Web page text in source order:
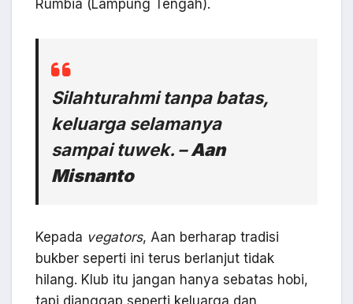
Rumbia (Lampung Tengah).
Silahturahmi tanpa batas,
keluarga selamanya
sampaituwek. –Aan
Misnanto
Kepada vegators, Aan berharap tradisi
bukber seperti ini terus berlanjut tidak
hilang. Klub itu jangan hanya sebatas hobi,